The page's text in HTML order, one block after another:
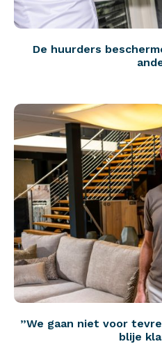
De huurders
”We gaan niet voor
blije